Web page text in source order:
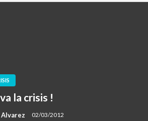
la crisis !
Alvarez 02/03/2012